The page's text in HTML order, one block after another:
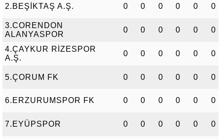
2.BEŞİKTAŞ A.Ş. 0 0 0 0 0 0
3.CORENDON
ALANYASPOR
0 0 0 0 0 0
4.ÇAYKUR RİZESPOR
A.Ş.
0 0 0 0 0 0
5.ÇORUM FK 0 0 0 0 0 0
6.ERZURUMSPOR FK 0 0 0 0 0 0
7.EYÜPSPOR 0 0 0 0 0 0